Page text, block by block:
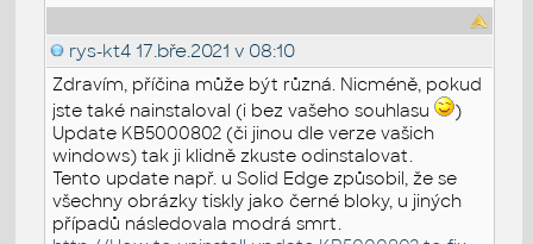
rys-kt4 17.bře.2021 v 08:10
Zdravím, příčina může být různá. Nicméně, pokud
jste také nainstaloval (i bez vašeho souhlasu
)
Update KB5000802 (či jinou dle verze vašich
windows) tak ji klidně zkuste odinstalovat.
Tento update např. u Solid Edge způsobil, že se
všechny obrázky tiskly jako černé bloky, u jiných
případů následovala modrá smrt.